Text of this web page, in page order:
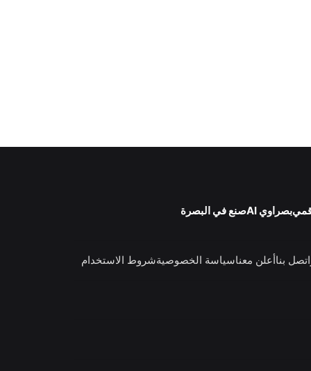
بصراوي AI صنع في البصرة
اتصل بناأعلن معناسياسة الخصوصيةشروط الاستخدام